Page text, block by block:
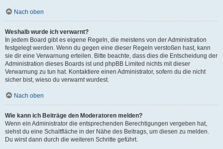
Nach oben
Weshalb wurde ich verwarnt?
In jedem Board gibt es eigene Regeln, die meistens von der Administration
festgelegt werden. Wenn du gegen eine dieser Regeln verstoßen hast, kann
sie dir eine Verwarnung erteilen. Bitte beachte, dass dies die Entscheidung der
Administration dieses Boards ist und phpBB Limited nichts mit dieser
Verwarnung zu tun hat. Kontaktiere einen Administrator, sofern du die nicht
sicher bist, wieso du verwarnt wurdest.
Nach oben
Wie kann ich Beiträge den Moderatoren melden?
Wenn ein Administrator die entsprechenden Berechtigungen vergeben hat,
siehst du eine Schaltfläche in der Nähe des Beitrags, um diesen zu melden.
Du wirst dann durch die weiteren Schritte geführt.